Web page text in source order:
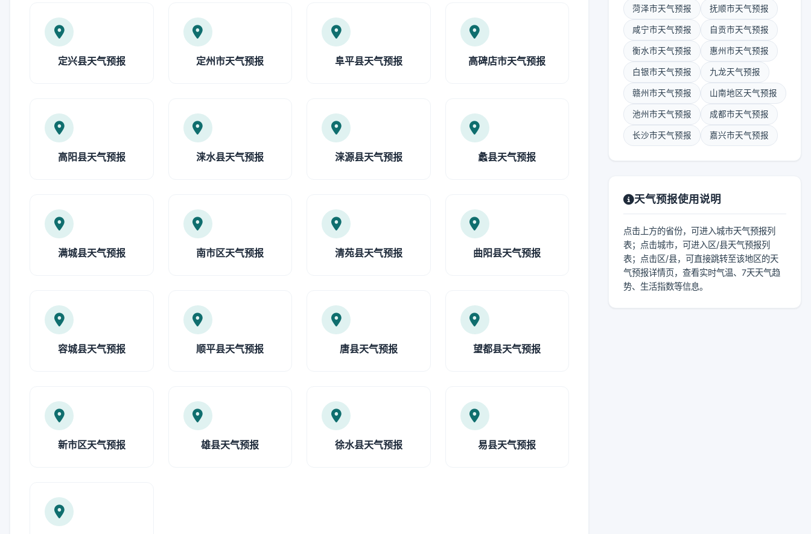
定兴县天气预报 定州市天气预报 阜平县天气预报 高碑店市天气预报
高阳县天气预报 涞水县天气预报 涞源县天气预报 蠡县天气预报
满城县天气预报 南市区天气预报 清苑县天气预报 曲阳县天气预报
容城县天气预报 顺平县天气预报 唐县天气预报 望都县天气预报
新市区天气预报 雄县天气预报 徐水县天气预报 易县天气预报
菏泽市天气预报 抚顺市天气预报
咸宁市天气预报 自贡市天气预报
衡水市天气预报 惠州市天气预报
白银市天气预报 九龙天气预报
赣州市天气预报 山南地区天气预报
池州市天气预报 成都市天气预报
长沙市天气预报 嘉兴市天气预报
天气预报使用说明
点击上方的省份，可进入城市天气预报列
表；点击城市，可进入区/县天气预报列
表；点击区/县，可直接跳转至该地区的天
气预报详情页，查看实时气温、7天天气趋
势、生活指数等信息。